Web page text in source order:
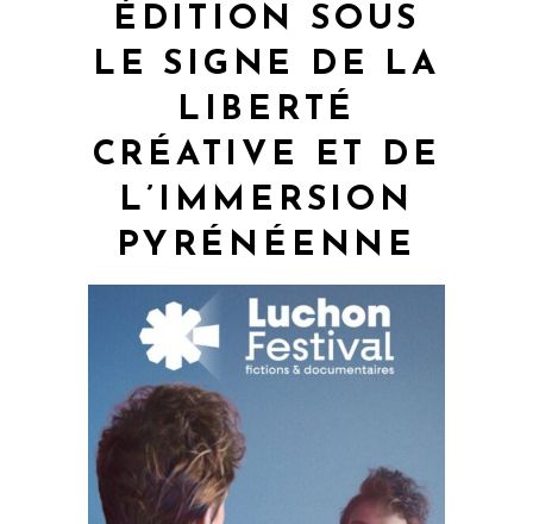
ÉDITION SOUS
LE SIGNE DE LA
LIBERTÉ
CRÉATIVE ET DE
L’IMMERSION
PYRÉNÉENNE